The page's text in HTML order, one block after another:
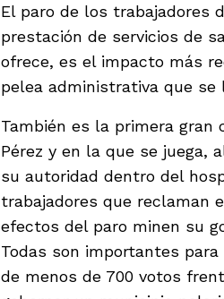
El paro de los trabajadores
prestación de servicios de
ofrece, es el impacto más
pelea administrativa que se
También es la primera
Pérez y en la que se juega,
su autoridad dentro del
trabajadores que reclaman
efectos del paro minen su
Todas son importantes
de menos de 700 votos